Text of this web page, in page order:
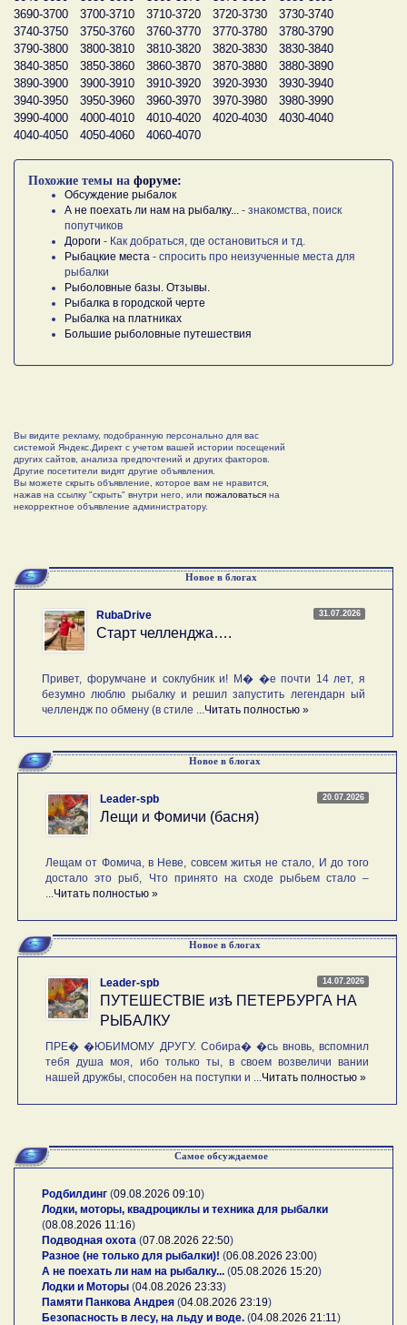
3690-3700
3700-3710 3710-3720 3720-3730
3730-3740
3740-3750
3750-3760 3760-3770 3770-3780
3780-3790
3790-3800
3800-3810 3810-3820 3820-3830
3830-3840
3840-3850
3850-3860 3860-3870 3870-3880
3880-3890
3890-3900
3900-3910 3910-3920 3920-3930
3930-3940
3940-3950
3950-3960 3960-3970 3970-3980
3980-3990
3990-4000
4000-4010 4010-4020 4020-4030
4030-4040
4040-4050
4050-4060 4060-4070
Похожие темы на форуме:
Обсуждение рыбалок
А не поехать ли нам на рыбалку...
- знакомства, поиск
попутчиков
Дороги - Как добраться, где остановиться и тд.
Рыбацкие места - спросить про неизученные места для
рыбалки
Рыболовные базы. Отзывы.
Рыбалка в городской черте
Рыбалка на платниках
Большие рыболовные путешествия
Вы видите рекламу, подобранную персонально для вас
системой Яндекс.Директ с учетом вашей истории посещений
других сайтов, анализа предпочтений и других факторов.
Другие посетители видят другие объявления.
Вы можете скрыть объявление, которое вам не нравится,
нажав на ссылку "скрыть" внутри него, или пожаловаться на
некорректное объявление администратору.
Новое в блогах
31.07.2026
RubaDrive
Старт челленджа….
Привет, форумчане и соклубник и! М� �е почти 14 лет, я
безумно люблю рыбалку и решил запустить легендарн ый
челлендж по обмену (в стиле ... Читать полностью »
Новое в блогах
20.07.2026
Leader-spb
Лещи и Фомичи (басня)
Лещам от Фомича, в Неве, совсем житья не стало, И до того
достало это рыб, Что принято на сходе рыбьем стало –
Читать полностью »
Новое в блогах
14.07.2026
Leader-spb
ПУТЕШЕСТВIE изѣ ПЕТЕРБУРГА НА
РЫБАЛКУ
ПРЕ� �ЮБИМОМУ ДРУГУ. Собира� �сь вновь, вспомнил
тебя душа моя, ибо только ты, в своем возвеличи вании
нашей дружбы, способен на поступки и ... Читать полностью »
Самое обсуждаемое
Родбилдинг (09.08.2026 09:10)
Лодки, моторы, квадроциклы и техника для рыбалки
(08.08.2026 11:16)
Подводная охота (07.08.2026 22:50)
Разное (не только для рыбалки)! (06.08.2026 23:00)
А не поехать ли нам на рыбалку... (05.08.2026 15:20)
Лодки и Моторы (04.08.2026 23:33)
Памяти Панкова Андрея (04.08.2026 23:19)
Безопасность в лесу, на льду и воде. (04.08.2026 21:11 )